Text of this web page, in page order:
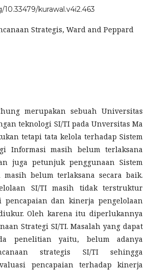
kurawal.v4i2.463
Strategis, Ward and Peppard
merupakan sebuah Universitas
teknologi SI/TI pada Unversitas Ma
tetapi tata kelola terhadap Sistem
Informasi masih belum terlaksana
juga petunjuk penggunaan Sistem
masih belum terlaksana secara baik.
SI/TI masih tidak terstruktur
pencapaian dan kinerja pengelolaan
Oleh karena itu diperlukannya
Strategi SI/TI. Masalah yang dapat
penelitian yaitu, belum adanya
strategis SI/TI sehingga
pencapaian terhadap kinerja